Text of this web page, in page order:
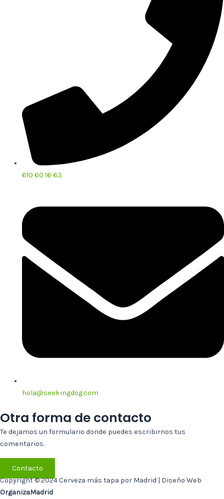
610 60 16 63
hola@seekingdog.com
Otra forma de contacto
Te dejamos un formulario donde puedes escribirnos tus
comentarios.
Contacto
Copyright © 2024 Cerveza más tapa por Madrid | Diseño Web
OrganizaMadrid